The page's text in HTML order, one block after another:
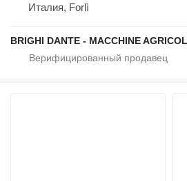
Италия, Forlì
BRIGHI DANTE - MACCHINE